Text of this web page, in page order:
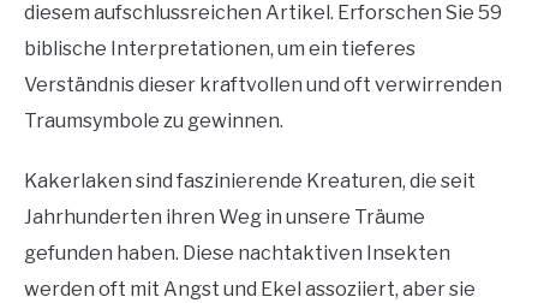
diesem aufschlussreichen Artikel. Erforschen Sie 59
biblische Interpretationen, um ein tieferes
Verständnis dieser kraftvollen und oft verwirrenden
Traumsymbole zu gewinnen.
Kakerlaken sind faszinierende Kreaturen, die seit
Jahrhunderten ihren Weg in unsere Träume
gefunden haben. Diese nachtaktiven Insekten
werden oft mit Angst und Ekel assoziiert, aber sie